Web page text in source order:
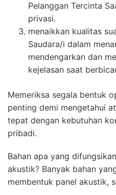
Pelanggan Tercinta
privasi.
menaikkan kualitas
Saudara/i dalam
mendengarkan dan
kejelasan saat
Memeriksa segala bentuk
penting demi mengetahui
tepat dengan kebutuhan
pribadi.
Bahan apa yang
akustik? Banyak bahan
membentuk panel akustik,